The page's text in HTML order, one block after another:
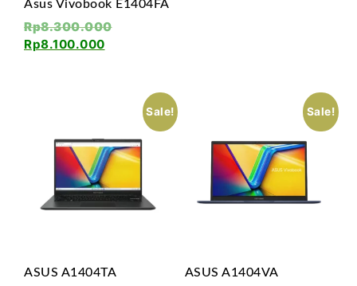
Asus Vivobook E1404FA
Rp8.300.000
Rp8.100.000
Sale!
ASUS A1404TA
Sale!
ASUS A1404VA